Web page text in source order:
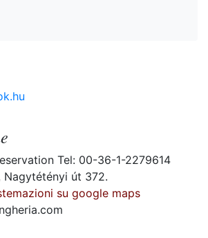
Tel: 00-36-1-2279614
Nagytétényi út 372.
su google maps